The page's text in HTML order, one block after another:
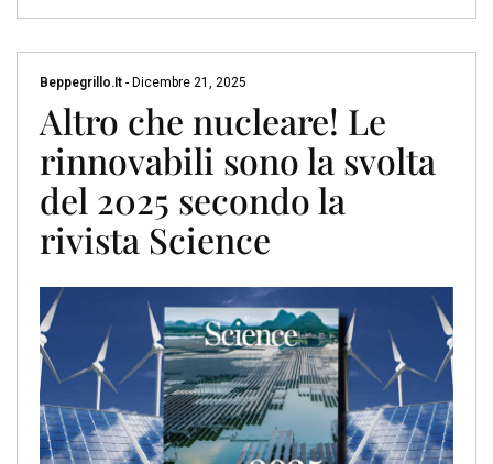
Beppegrillo.it - Dicembre 21, 2025
Altro che nucleare! Le
rinnovabili sono la svolta
del 2025 secondo la
rivista Science